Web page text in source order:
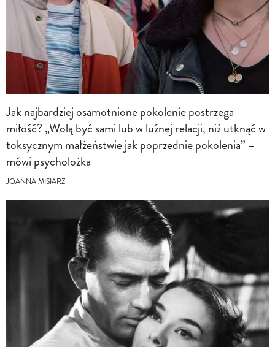
Jak najbardziej osamotnione pokolenie postrzega
miłość? „Wolą być sami lub w luźnej relacji, niż utknąć w
toksycznym małżeństwie jak poprzednie pokolenia” –
mówi psycholożka
JOANNA MISIARZ